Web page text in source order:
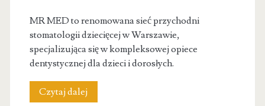
MR MED to renomowana sieć przychodni
stomatologii dziecięcej w Warszawie,
specjalizująca się w kompleksowej opiece
dentystycznej dla dzieci i dorosłych.
Czytaj dalejMR